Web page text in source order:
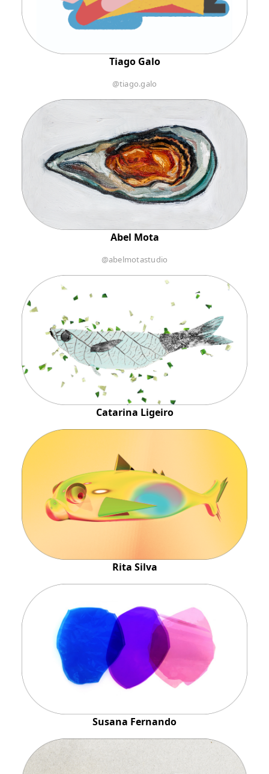
Tiago Galo
@tiago.galo
Abel Mota
@abelmotastudio
Catarina Ligeiro
Rita Silva
Susana Fernando